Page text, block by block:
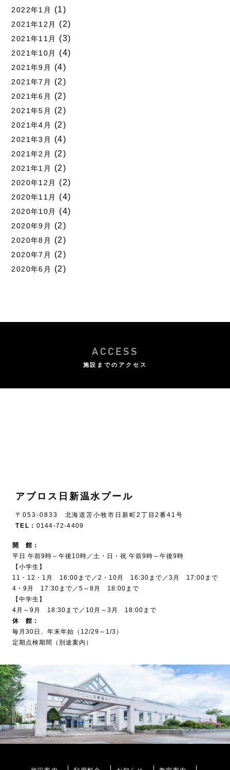
2022年1月 (1)
2021年12月 (2)
2021年11月 (3)
2021年10月 (4)
2021年9月 (4)
2021年7月 (2)
2021年6月 (2)
2021年5月 (2)
2021年4月 (2)
2021年3月 (4)
2021年2月 (2)
2021年1月 (2)
2020年12月 (2)
2020年11月 (4)
2020年10月 (4)
2020年9月 (2)
2020年8月 (2)
2020年7月 (2)
2020年6月 (2)
ACCESS
施設までのアクセス
アブロス日新温水プール
〒053-0833 北海道苫小牧市日新町2丁目2番41号
TEL： 0144-72-4409
開 館：
平日 午前9時～午後10時／土・日・祝 午前9時～午後9時
【小学生】
11・12・1月 16:00まで／2・10月 16:30まで／3月 17:00まで
4・9月 17:30まで／5～8月 18:00まで
【中学生】
4月～9月 18:30まで／10月～3月 18:00まで
休 館：
毎月30日、年末年始（12/29～1/3）
定期点検期間（別途案内）